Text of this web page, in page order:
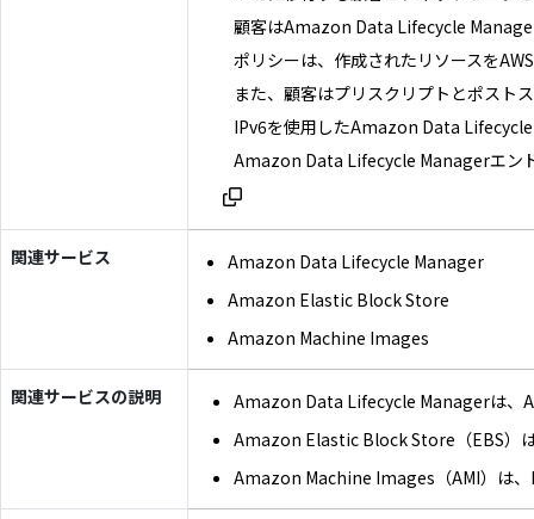
顧客はAmazon Data Lifecycle
ポリシーは、作成されたリソースを
また、顧客はプリスクリプトとポスト
IPv6を使用したAmazon Data
Amazon Data Lifecycle Managerエン
関連サービス
Amazon Data Lifecycle Manager
Amazon Elastic Block Store
Amazon Machine Images
関連サービスの説明
Amazon Data Lifecycle Managerは、
Amazon Elastic Block Store（EBS）は
Amazon Machine Images（AMI）は、